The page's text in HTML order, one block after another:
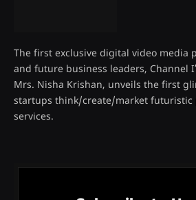
The first exclusive digital video media
and future business leaders, Channel
Mrs. Nisha Krishan, unveils the first
startups think/create/market futuristic
services.